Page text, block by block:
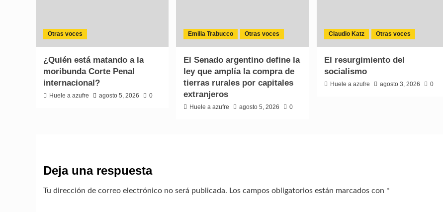
Otras voces
¿Quién está matando a la
moribunda Corte Penal
internacional?
Huele a azufre agosto 5, 2026 0
Emilia Trabucco Otras voces
El Senado argentino define la
ley que amplía la compra de
tierras rurales por capitales
extranjeros
Huele a azufre agosto 5, 2026 0
Claudio Katz Otras voces
El resurgimiento del
socialismo
Huele a azufre agosto 3, 2026 0
Deja una respuesta
Tu dirección de correo electrónico no será publicada. Los campos obligatorios están marcados con *